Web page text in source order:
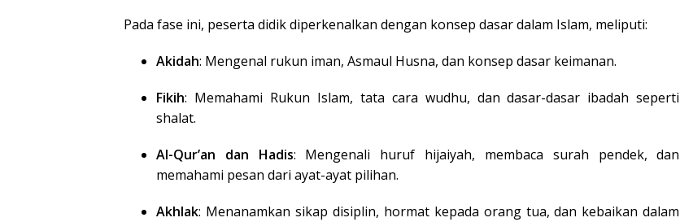
Pada fase ini, peserta didik diperkenalkan dengan konsep dasar dalam Islam, meliputi:
Akidah: Mengenal rukun iman, Asmaul Husna, dan konsep dasar keimanan.
Fikih: Memahami Rukun Islam, tata cara wudhu, dan dasar-dasar ibadah seperti
shalat.
Al-Qur’an dan Hadis: Mengenali huruf hijaiyah, membaca surah pendek, dan
memahami pesan dari ayat-ayat pilihan.
Akhlak: Menanamkan sikap disiplin, hormat kepada orang tua, dan kebaikan dalam